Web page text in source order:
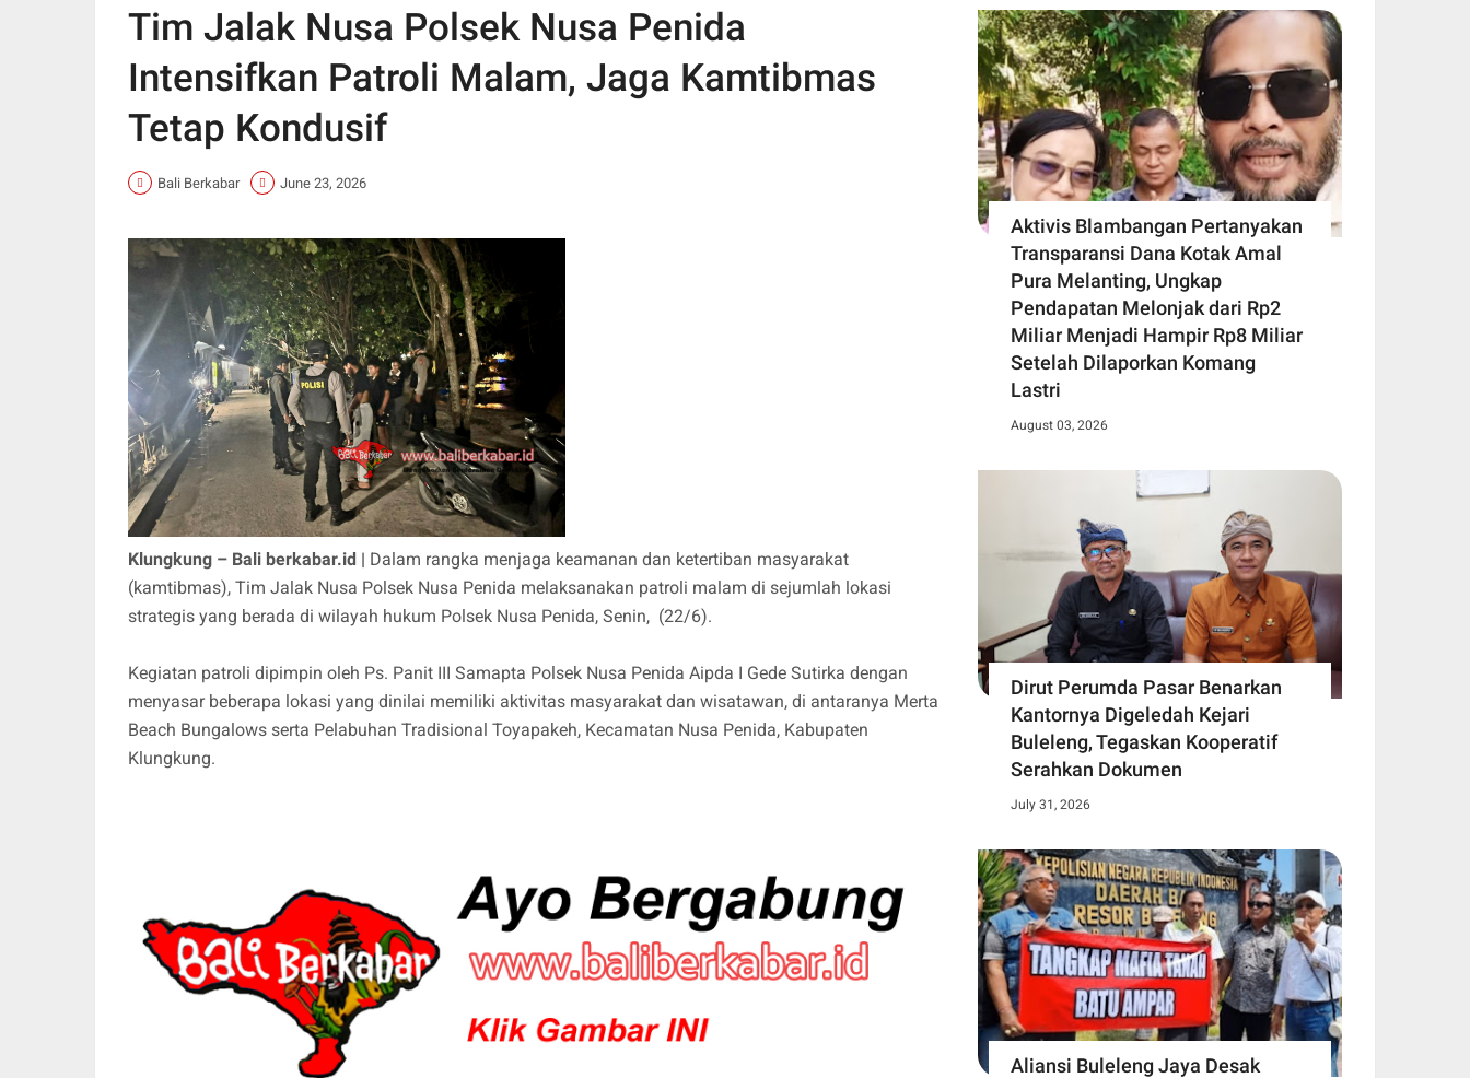
Tim Jalak Nusa Polsek Nusa Penida
Intensifkan Patroli Malam, Jaga Kamtibmas
Tetap Kondusif
Bali Berkabar June 23, 2026
Klungkung – Bali berkabar.id | Dalam rangka menjaga keamanan dan ketertiban masyarakat
(kamtibmas), Tim Jalak Nusa Polsek Nusa Penida melaksanakan patroli malam di sejumlah lokasi
strategis yang berada di wilayah hukum Polsek Nusa Penida, Senin, (22/6).
Kegiatan patroli dipimpin oleh Ps. Panit III Samapta Polsek Nusa Penida Aipda I Gede Sutirka dengan
menyasar beberapa lokasi yang dinilai memiliki aktivitas masyarakat dan wisatawan, di antaranya Merta
Beach Bungalows serta Pelabuhan Tradisional Toyapakeh, Kecamatan Nusa Penida, Kabupaten
Klungkung.
Aktivis Blambangan Pertanyakan
Transparansi Dana Kotak Amal
Pura Melanting, Ungkap
Pendapatan Melonjak dari Rp2
Miliar Menjadi Hampir Rp8 Miliar
Setelah Dilaporkan Komang
Lastri
August 03, 2026
Dirut Perumda Pasar Benarkan
Kantornya Digeledah Kejari
Buleleng, Tegaskan Kooperatif
Serahkan Dokumen
July 31, 2026
Aliansi Buleleng Jaya Desak